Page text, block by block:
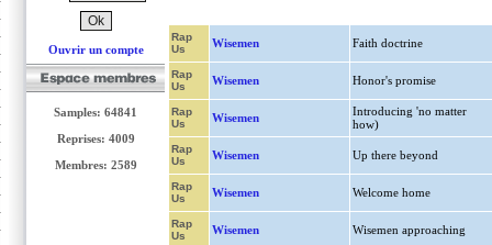
Ouvrir un compte
Samples: 64841
Reprises: 4009
Membres: 2589
Rap
Us
Wisemen Faith doctrine
Rap
Us
Wisemen Honor's promise
Rap
Us
Wisemen
Introducing 'no matter
how)
Rap
Us
Wisemen Up there beyond
Rap
Us
Wisemen Welcome home
Rap
Us
Wisemen Wisemen approaching